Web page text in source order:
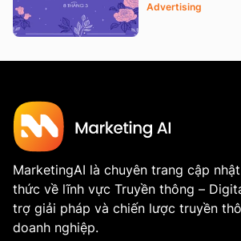
Advertising
MarketingAI là chuyên trang cập
thức về lĩnh vực Truyền thông –
trợ giải pháp và chiến lược truyền
doanh nghiệp.